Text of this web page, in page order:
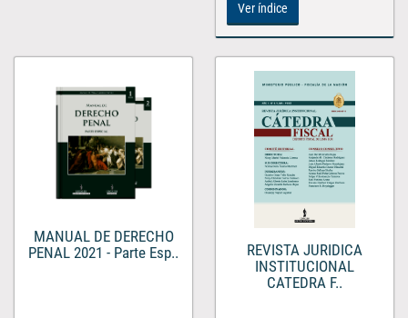
Ver índice
MANUAL DE DERECHO
PENAL 2021 - Parte Esp..
REVISTA JURIDICA
INSTITUCIONAL
CATEDRA F..